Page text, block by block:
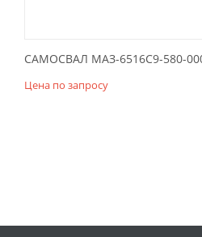
САМОСВАЛ МАЗ-6516С9-580-
Цена по запросу